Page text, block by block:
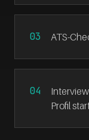
ATS-
Profil